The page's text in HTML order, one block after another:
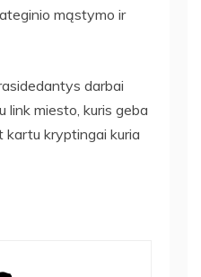
mąstymo ir
darbai
link miesto, kuris geba
kartu kryptingai kuria